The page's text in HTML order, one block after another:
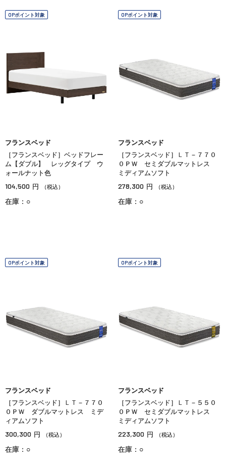
OPポイント対象
フランスベッド
［フランスベッド］ベッドフレー
ム【ダブル】 レッグタイプ ウ
ォールナット色
104,500 円 （税込）
在庫：○
OPポイント対象
フランスベッド
［フランスベッド］ＬＴ－７７０
０ＰＷ セミダブルマットレス
ミディアムソフト
278,300 円 （税込）
在庫：○
OPポイント対象
フランスベッド
［フランスベッド］ＬＴ－７７０
０ＰＷ ダブルマットレス ミデ
ィアムソフト
300,300 円 （税込）
在庫：○
OPポイント対象
フランスベッド
［フランスベッド］ＬＴ－５５０
０ＰＷ セミダブルマットレス
ミディアムソフト
223,300 円 （税込）
在庫：○